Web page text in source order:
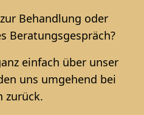
Behandlung oder
Beratungsgespräch?
einfach über unser
uns umgehend bei
zurück.